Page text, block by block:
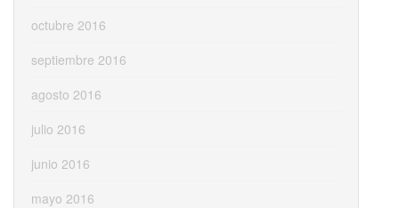
octubre 2016
septiembre 2016
agosto 2016
julio 2016
junio 2016
mayo 2016